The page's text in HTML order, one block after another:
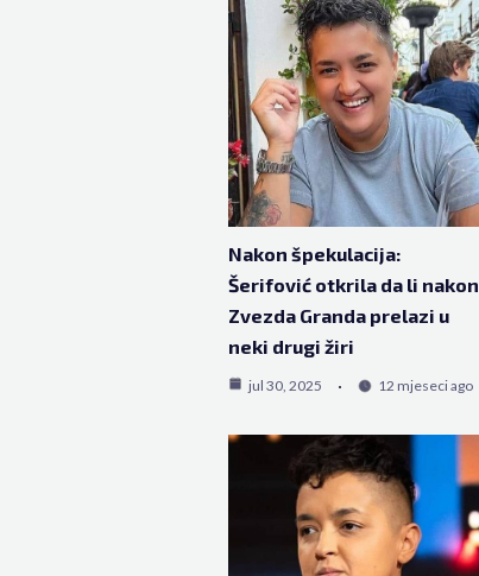
Nakon špekulacija:
Šerifović otkrila da li nakon
Zvezda Granda prelazi u
neki drugi žiri
jul 30, 2025 12 mjeseci ago